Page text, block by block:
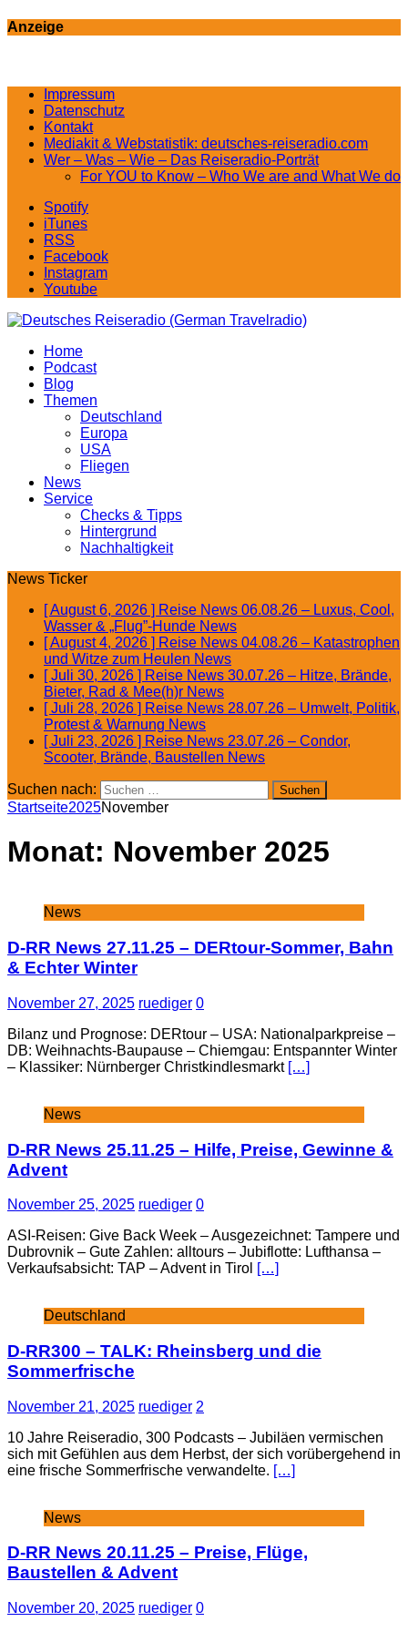
Anzeige
Impressum
Datenschutz
Kontakt
Mediakit & Webstatistik: deutsches-reiseradio.com
Wer – Was – Wie – Das Reiseradio-Porträt
For YOU to Know – Who We are and What We do
Spotify
iTunes
RSS
Facebook
Instagram
Youtube
Home
Podcast
Blog
Themen
Deutschland
Europa
USA
Fliegen
News
Service
Checks & Tipps
Hintergrund
Nachhaltigkeit
News Ticker
[ August 6, 2026 ] Reise News 06.08.26 – Luxus, Cool,
Wasser & „Flug”-Hunde News
[ August 4, 2026 ] Reise News 04.08.26 – Katastrophen
und Witze zum Heulen News
[ Juli 30, 2026 ] Reise News 30.07.26 – Hitze, Brände,
Bieter, Rad & Mee(h)r News
[ Juli 28, 2026 ] Reise News 28.07.26 – Umwelt, Politik,
Protest & Warnung News
[ Juli 23, 2026 ] Reise News 23.07.26 – Condor,
Scooter, Brände, Baustellen News
Suchen nach:
Startseite2025November
Monat: November 2025
News
D-RR News 27.11.25 – DERtour-Sommer, Bahn
& Echter Winter
November 27, 2025 ruediger 0
Bilanz und Prognose: DERtour – USA: Nationalparkpreise –
DB: Weihnachts-Baupause – Chiemgau: Entspannter Winter
– Klassiker: Nürnberger Christkindlesmarkt […]
News
D-RR News 25.11.25 – Hilfe, Preise, Gewinne &
Advent
November 25, 2025 ruediger 0
ASI-Reisen: Give Back Week – Ausgezeichnet: Tampere und
Dubrovnik – Gute Zahlen: alltours – Jubiflotte: Lufthansa –
Verkaufsabsicht: TAP – Advent in Tirol […]
Deutschland
D-RR300 – TALK: Rheinsberg und die
Sommerfrische
November 21, 2025 ruediger 2
10 Jahre Reiseradio, 300 Podcasts – Jubiläen vermischen
sich mit Gefühlen aus dem Herbst, der sich vorübergehend in
eine frische Sommerfrische verwandelte. […]
News
D-RR News 20.11.25 – Preise, Flüge,
Baustellen & Advent
November 20, 2025 ruediger 0